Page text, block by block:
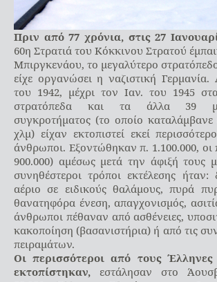
Πριν από 77 χρόνια, στις 27
60η Στρατιά του Κόκκινου Στρατού
Μπιργκενάου, το μεγαλύτερο
είχε οργανώσει η ναζιστική
του 1942, μέχρι τον Ιαν. του 1945
στρατόπεδα και τα άλλα 39
συγκροτήματος (το οποίο καταλάμβανε
χλμ) είχαν εκτοπιστεί εκεί
άνθρωποι. Εξοντώθηκαν π. 1.100.000, οι
900.000) αμέσως μετά την άφιξή τους
συνηθέστεροι τρόποι εκτέλεσης ήταν:
αέριο σε ειδικούς θαλάμους, πυρά
θανατηφόρα ένεση, απαγχονισμός,
άνθρωποι πέθαναν από ασθένειες,
κακοποίηση (βασανιστήρια) ή από τις
πειραμάτων.
Οι περισσότεροι από τους
εκτοπίστηκαν, εστάλησαν στο